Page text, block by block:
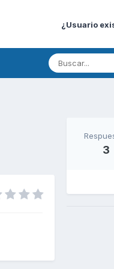
¿Usuario
3